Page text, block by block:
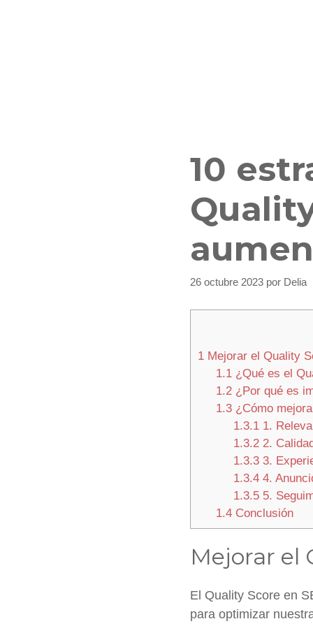
10
26 octubre 2023 por Delia
1 Mejorar el Quality
1.1¿Qué es el
1.2¿Por qué es
1.3¿Cómo
1.3.1 1.
1.3.2 2.
1.3.3 3.
1.3.4 4.
1.3.5 5.
1.4Conclusión
Mejorar el
El Quality Score en
para optimizar